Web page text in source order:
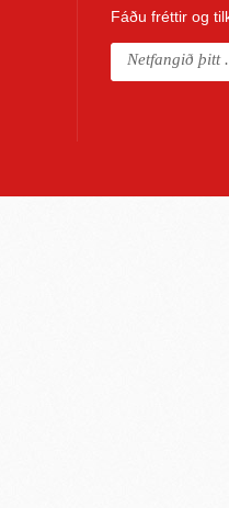
Fáðu fréttir og